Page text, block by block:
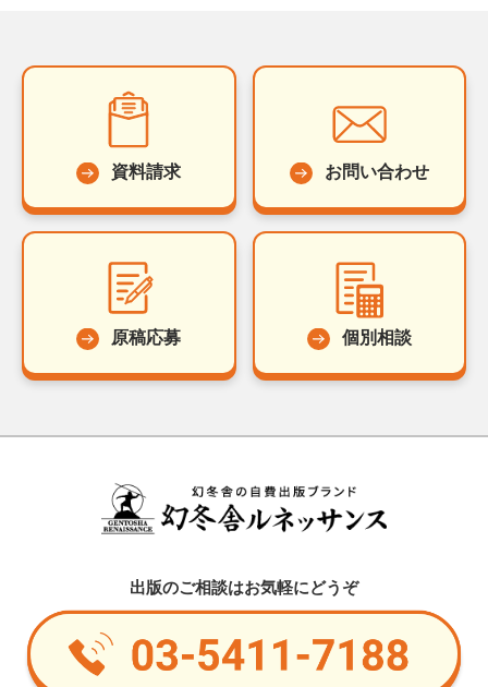
資料請求 お問い合わせ
原稿応募 個別相談
出版のご相談はお気軽にどうぞ